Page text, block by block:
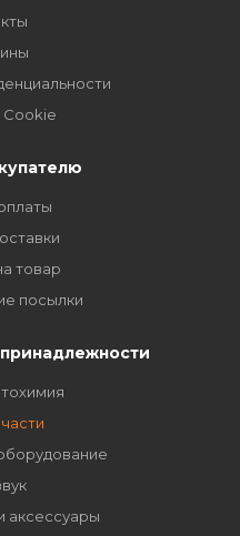
Cookie
товар
посылки
аксессуары